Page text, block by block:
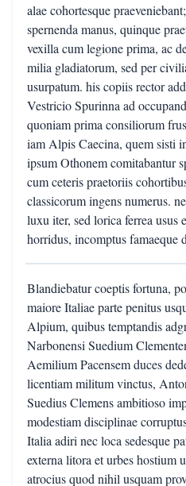
alae cohortesque
spernenda manus, quinque
vexilla cum legione prima, ac
milia gladiatorum, sed per
usurpatum. his copiis rector
Vestricio Spurinna ad
quoniam prima consiliorum
iam Alpis Caecina, quem sisti
ipsum Othonem comitabantur
cum ceteris praetoriis
classicorum ingens numerus.
luxu iter, sed lorica ferrea usus
horridus, incomptus famaeque
Blandiebatur coeptis fortuna,
maiore Italiae parte penitus
Alpium, quibus temptandis
Narbonensi Suedium
Aemilium Pacensem duces
licentiam militum vinctus,
Suedius Clemens ambitioso
modestiam disciplinae
Italia adiri nec loca sedesque
externa litora et urbes hostium
atrocius quod nihil usquam